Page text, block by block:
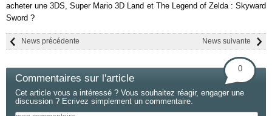
acheter une 3DS, Super Mario 3D Land et The Legend of Zelda : Skyward
Sword ?
News suivante
News précédente
Commentaires sur l'article
0
Cet article vous a intéressé ? Vous souhaitez réagir, engager une
discussion ? Ecrivez simplement un commentaire.